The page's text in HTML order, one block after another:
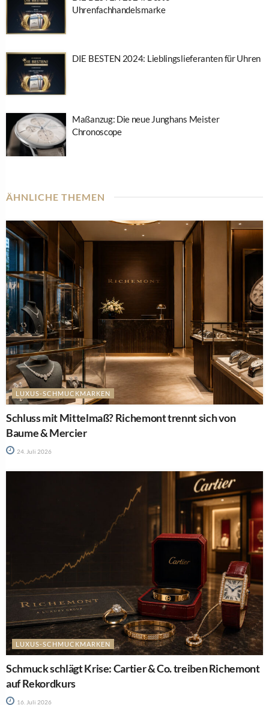
Uhrenfachhandelsmarke
DIE BESTEN 2024: Lieblingslieferanten für Uhren
Maßanzug: Die neue Junghans Meister
Chronoscope
ÄHNLICHE THEMEN
LUXUS-SCHMUCKMARKEN
Schluss mit Mittelmaß? Richemont trennt sich von
Baume & Mercier
24. Juli 2026
LUXUS-SCHMUCKMARKEN
Schmuck schlägt Krise: Cartier & Co. treiben Richemont
auf Rekordkurs
16. Juli 2026